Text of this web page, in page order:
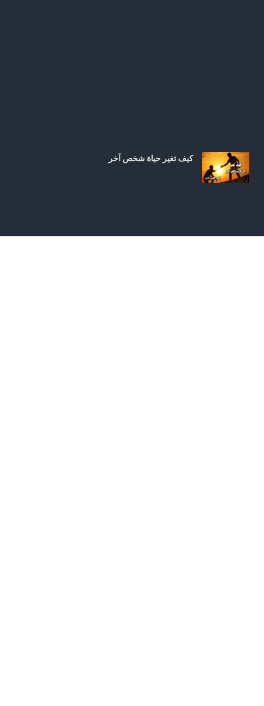
كيف تغير حياة شخص آخر